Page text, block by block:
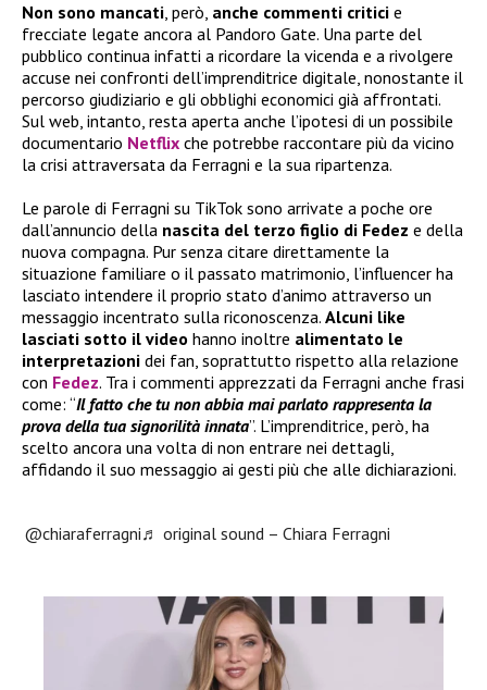
Non sono mancati, però, anche commenti critici e
frecciate legate ancora al Pandoro Gate. Una parte del
pubblico continua infatti a ricordare la vicenda e a rivolgere
accuse nei confronti dell’imprenditrice digitale, nonostante il
percorso giudiziario e gli obblighi economici già affrontati.
Sul web, intanto, resta aperta anche l’ipotesi di un possibile
documentario Netflix che potrebbe raccontare più da vicino
la crisi attraversata da Ferragni e la sua ripartenza.
Le parole di Ferragni su TikTok sono arrivate a poche ore
dall’annuncio della nascita del terzo figlio di Fedez e della
nuova compagna. Pur senza citare direttamente la
situazione familiare o il passato matrimonio, l’influencer ha
lasciato intendere il proprio stato d’animo attraverso un
messaggio incentrato sulla riconoscenza. Alcuni like
lasciati sotto il video hanno inoltre alimentato le
interpretazioni dei fan, soprattutto rispetto alla relazione
con Fedez. Tra i commenti apprezzati da Ferragni anche frasi
come: “Il fatto che tu non abbia mai parlato rappresenta la
prova della tua signorilità innata”. L’imprenditrice, però, ha
scelto ancora una volta di non entrare nei dettagli,
affidando il suo messaggio ai gesti più che alle dichiarazioni.
@chiaraferragni♬ original sound – Chiara Ferragni